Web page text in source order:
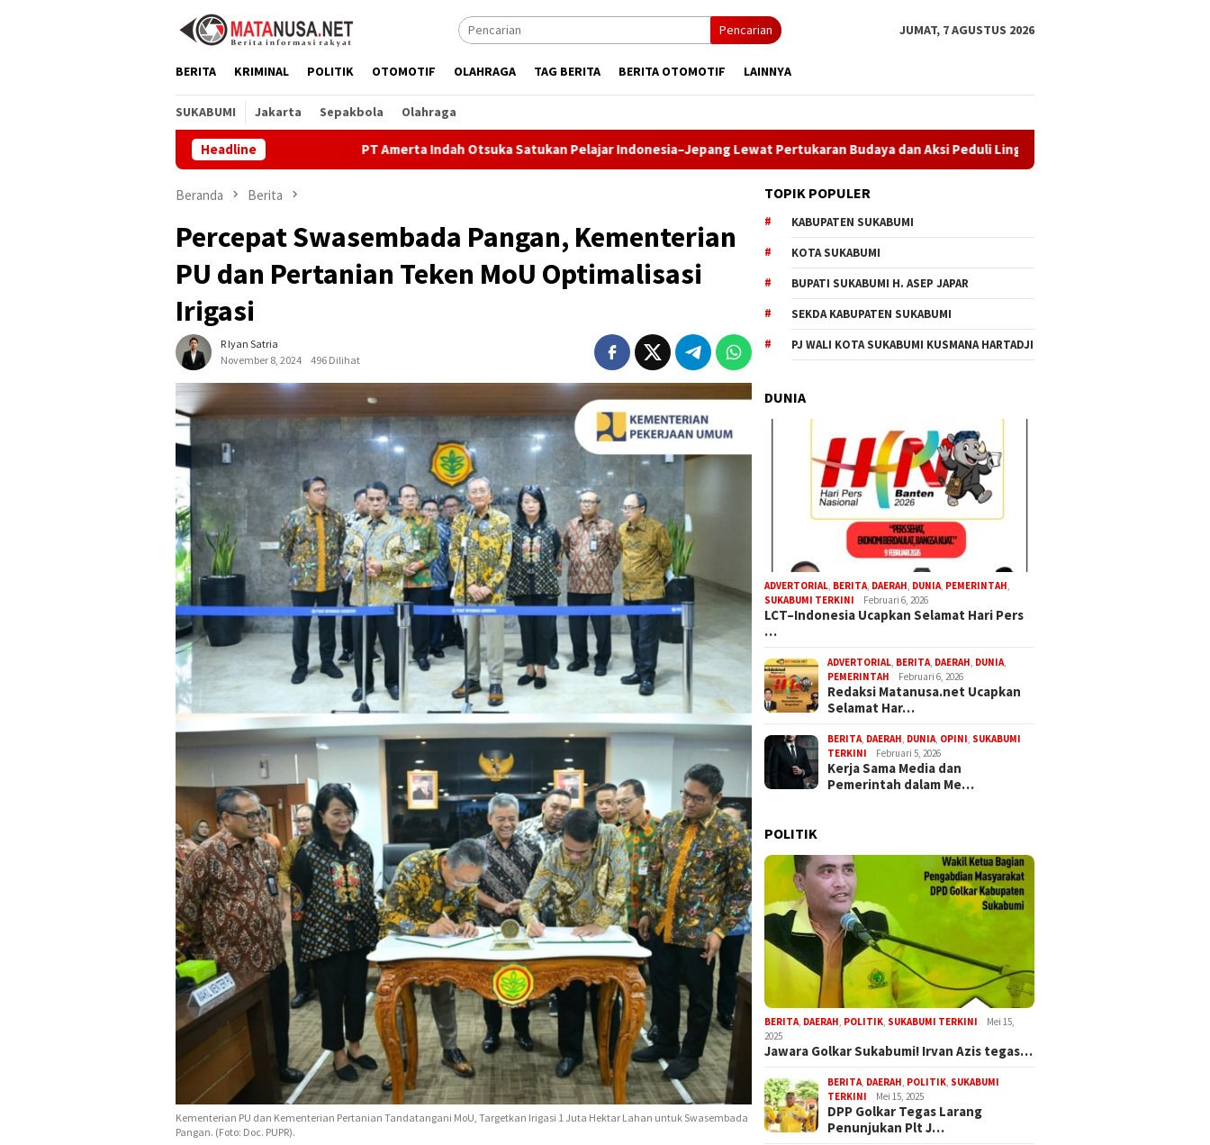
Pencarian JUMAT, 7 AGUSTUS 2026
BERITA KRIMINAL POLITIK OTOMOTIF OLAHRAGA TAG BERITA BERITA OTOMOTIF LAINNYA
SUKABUMI Jakarta Sepakbola Olahraga
Headline
PT Amerta Indah Otsuka Satukan Pelajar Indonesia–Jepang Lewat Pertukaran Budaya dan Aksi Peduli Lingkungan Museum Keramik dan Museum
Beranda Berita
Percepat Swasembada Pangan, Kementerian
PU dan Pertanian Teken MoU Optimalisasi
Irigasi
R Iyan Satria
November 8, 2024
496 Dilihat
Kementerian PU dan Kementerian Pertanian Tandatangani MoU, Targetkan Irigasi 1 Juta Hektar Lahan untuk Swasembada
Pangan. (Foto: Doc. PUPR).
TOPIK POPULER
KABUPATEN SUKABUMI
KOTA SUKABUMI
BUPATI SUKABUMI H. ASEP JAPAR
SEKDA KABUPATEN SUKABUMI
PJ WALI KOTA SUKABUMI KUSMANA HARTADJI
DUNIA
ADVERTORIAL BERITA DAERAH DUNIA PEMERINTAH
SUKABUMI TERKINI
Februari 6, 2026
LCT–Indonesia Ucapkan Selamat Hari Pers
…
ADVERTORIAL BERITA DAERAH DUNIA
PEMERINTAH
Februari 6, 2026
Redaksi Matanusa.net Ucapkan
Selamat Har…
BERITA DAERAH DUNIA OPINI SUKABUMI
TERKINI
Februari 5, 2026
Kerja Sama Media dan
Pemerintah dalam Me…
POLITIK
BERITA DAERAH POLITIK SUKABUMI TERKINI
Mei 15,
2025
Jawara Golkar Sukabumi! Irvan Azis tegas…
BERITA DAERAH POLITIK SUKABUMI
TERKINI
Mei 15, 2025
DPP Golkar Tegas Larang
Penunjukan Plt J…